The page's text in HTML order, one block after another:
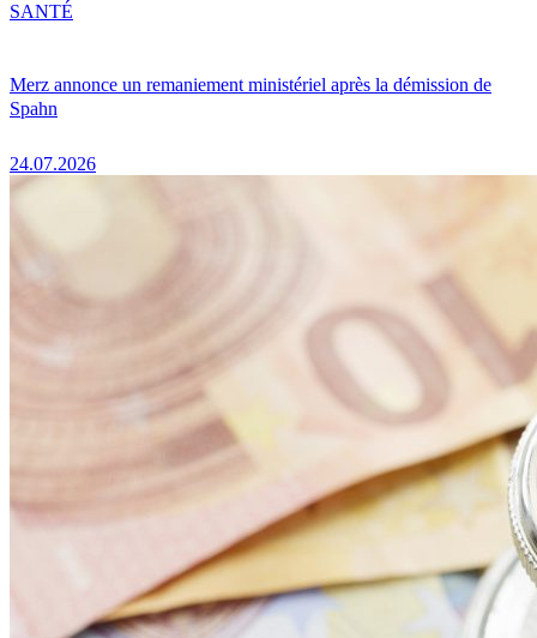
Merz annonce un remaniement ministériel après la démission de
Spahn
24.07.2026
SANTÉ